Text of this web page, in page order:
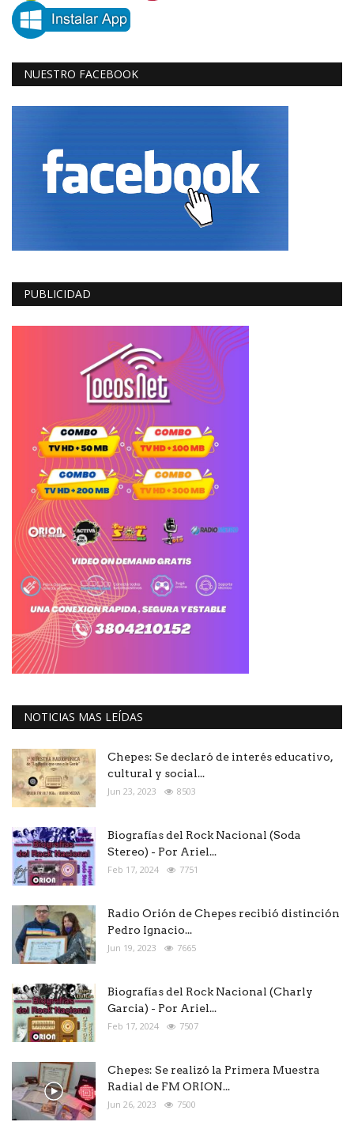
NUESTRO FACEBOOK
PUBLICIDAD
NOTICIAS MAS LEÍDAS
Chepes: Se declaró de interés educativo,
cultural y social...
Jun 23, 2023 8503
Biografías del Rock Nacional (Soda
Stereo) - Por Ariel...
Feb 17, 2024 7751
Radio Orión de Chepes recibió distinción
Pedro Ignacio...
Jun 19, 2023 7665
Biografías del Rock Nacional (Charly
Garcia) - Por Ariel...
Feb 17, 2024 7507
Chepes: Se realizó la Primera Muestra
Radial de FM ORION...
Jun 26, 2023 7500